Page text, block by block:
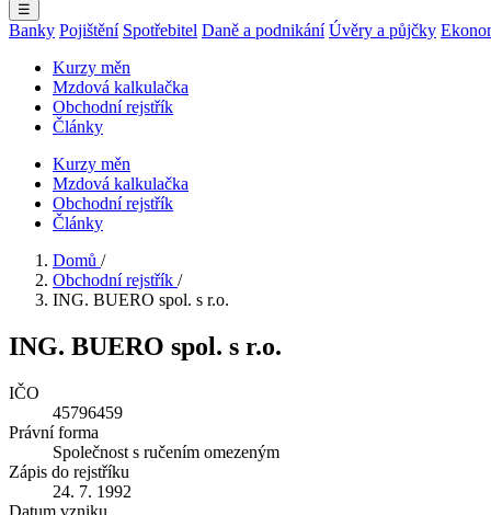
☰
Banky Pojištění Spotřebitel Daně a podnikání Úvěry a půjčky
Kurzy měn
Mzdová kalkulačka
Obchodní rejstřík
Články
Kurzy měn
Mzdová kalkulačka
Obchodní rejstřík
Články
Domů /
Obchodní rejstřík /
ING. BUERO spol. s r.o.
ING. BUERO spol. s r.o.
IČO
45796459
Právní forma
Společnost s ručením omezeným
Zápis do rejstříku
24. 7. 1992
Datum vzniku